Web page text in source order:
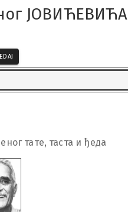
ЈОВИЋЕВИЋА
тате, таста и ђеда